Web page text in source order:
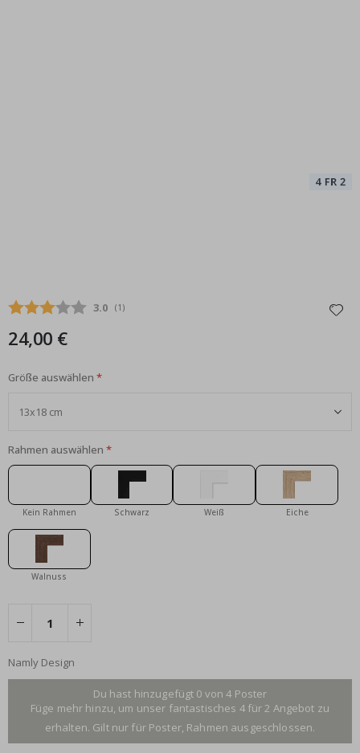
Durchschnittliche Bewertung:
3.0 (abgegebene bewertungen:
1 )
24,00 €
Größe auswählen
Rahmen auswählen
Kein Rahmen Schwarz Weiß Eiche
Walnuss
Namly Design
Du hast hinzugefügt 0 von 4 Poster
Füge mehr hinzu, um unser fantastisches 4 für 2 Angebot zu
erhalten. Gilt nur für Poster, Rahmen ausgeschlossen.